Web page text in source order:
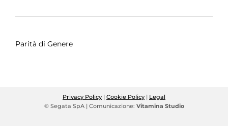
Parità di Genere
Privacy Policy | Cookie Policy | Legal
© Segata SpA | Comunicazione: Vitamina Studio